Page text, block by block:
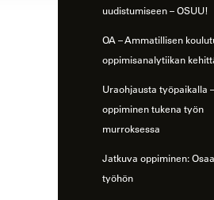
uudistumiseen – OSUU!
OA – Ammatillisen
oppimisanalytiikan
Uraohjausta työpaikalla
oppiminen tukena työn
murroksessa
Jatkuva oppiminen:
työhön